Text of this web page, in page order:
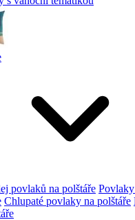
povlaků na polštáře
Chlupaté povlaky na polštáře